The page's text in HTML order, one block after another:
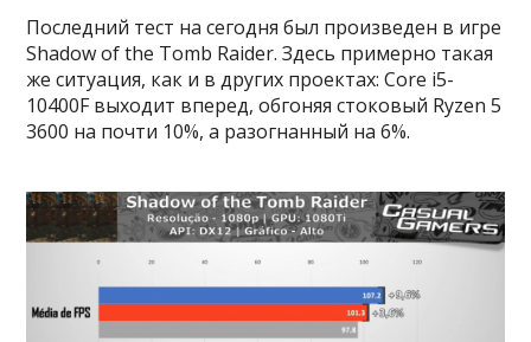
Последний тест на сегодня был произведен в игре
Shadow of the Tomb Raider. Здесь примерно такая
же ситуация, как и в других проектах: Core i5-
10400F выходит вперед, обгоняя стоковый Ryzen 5
3600 на почти 10%, а разогнанный на 6%.